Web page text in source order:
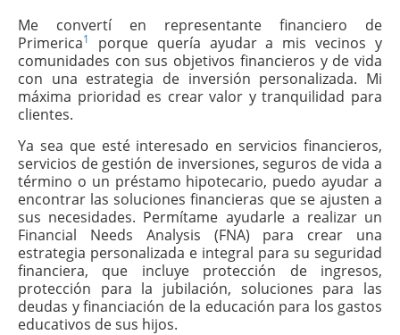
Me convertí en representante financiero de
Primerica1
porque quería ayudar a mis vecinos y
comunidades con sus objetivos financieros y de vida
con una estrategia de inversión personalizada. Mi
máxima prioridad es crear valor y tranquilidad para
clientes.
Ya sea que esté interesado en servicios financieros,
servicios de gestión de inversiones, seguros de vida a
término o un préstamo hipotecario, puedo ayudar a
encontrar las soluciones financieras que se ajusten a
sus necesidades. Permítame ayudarle a realizar un
Financial Needs Analysis (FNA) para crear una
estrategia personalizada e integral para su seguridad
financiera, que incluye protección de ingresos,
protección para la jubilación, soluciones para las
deudas y financiación de la educación para los gastos
educativos de sus hijos.